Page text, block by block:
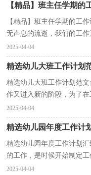
【精品】班主任学期的
【精品】班主任学期的工
无声息的流逝，我们的工
成长，是时候认真思考工
2025-04-04
精选幼儿大班工作计划
精选幼儿大班工作计划范
作又进入新的阶段，为了
会有怎样的计划呢？工作
2025-04-04
精选幼儿园年度工作计
精选幼儿园年度工作计划
的工作，是时候开始制定
愁了吧！以下是小编帮大
2025-04-04